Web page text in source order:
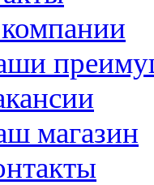
магазин